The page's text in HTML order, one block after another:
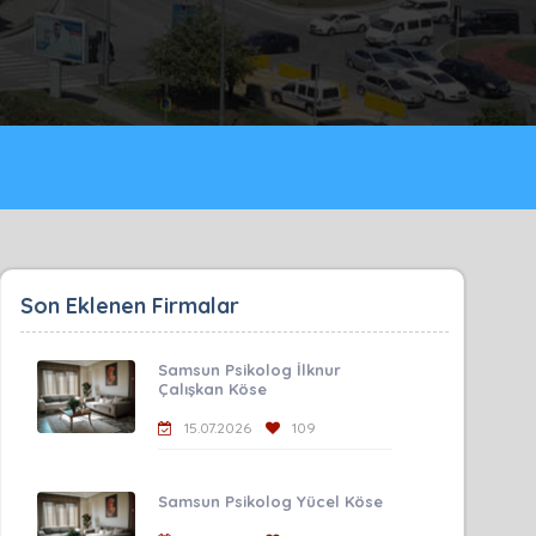
Son Eklenen Firmalar
Samsun Psikolog İlknur
Çalışkan Köse
15.07.2026 109
Samsun Psikolog Yücel Köse